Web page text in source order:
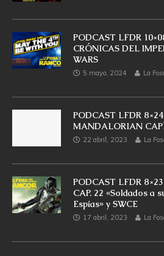
PODCAST LFDR
CRÓNICAS DEL
WARS
5 mayo, 2024 La
PODCAST LFDR
MANDALORIAN
22 abril, 2023 La
PODCAST LFDR
CAP. 22 «Soldados a
Espías» y SWCE
17 abril, 2023 La